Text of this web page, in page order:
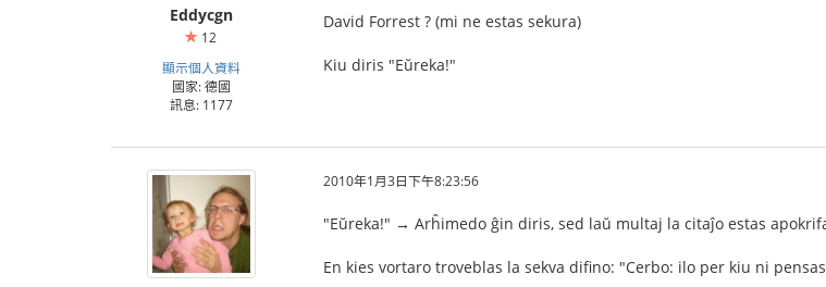
Eddycgn
12
顯示個人資料
國家: 德國
訊息: 1177
David Forrest ? (mi ne estas sekura)
Kiu diris "Eŭreka!"
2010年1月3日下午8:23:56
"Eŭreka!" → Arĥimedo ĝin diris, sed laŭ multaj la citaĵo estas
En kies vortaro troveblas la sekva difino: "Cerbo: ilo per kiu ni